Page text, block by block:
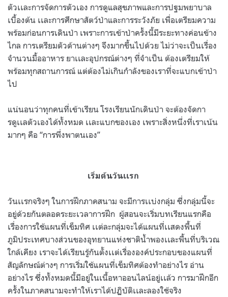
ตัวเเละการจัดการตัวเอง การดูแลสุขภาพและการปฐมพยาบาล
เบื้องต้น เเละการศึกษาสัตว์ป่าและการระวังภัย เพื่อเตรียมความ
พร้อมก่อนการเดินป่า เพราะการเข้าป่าครั้งนี้มีระยะทางค่อนข้าง
ไกล การเตรียมตัวด้านต่างๆ จึงมากขึ้นไปด้วย ไม่ว่าจะเป็นเรื่อง
จำนวนมื้ออาหาร ยาเเละอุปกรณ์ต่างๆ ที่จำเป็น ต้องเตรียมให้
พร้อมทุกสถานการณ์ แต่ต้องไม่เกินกำลังของเราที่จะแบกเข้าป่า
ไป
แน่นอนว่าทุกคนที่เข้าเรียน โรงเรียนนักเดินป่า จะต้องจัดกา
รดูเเลตัวเองได้ทั้งหมด เเละแบกของเอง เพราะสิ่งหนึ่งที่เราเน้น
มากๆ คือ “การพึ่งพาตนเอง”
เริ่มต้นวันเเรก
วันเเรกจริงๆ ในการฝึกภาคสนาม จะมีการเเบ่งกลุ่ม ซึ่งกลุ่มนี้จะ
อยู่ด้วยกันตลอดระยะเวลาการฝึก ผู้สอนจะเริ่มบทเรียนแรกคือ
เรื่องการใช้แผนที่เข็มทิศ เเต่ละกลุ่มจะได้แผนที่เเสดงพื้นที่
ภูมิประเทศบางส่วนของอุทยานแห่งชาติน้ำพองเเละพื้นที่บริเวณ
ใกล้เคียง เราจะได้เรียนรู้กันตั้งเเต่เรื่ององค์ประกอบของแผนที่
สัญลักษณ์ต่างๆ การเริ่มใช้แผนที่เข็มทิศต้องทำอย่างไร อ่าน
อย่างไร ซึ่งทั้งหมดนี้มีอยู่ในเนื้อหาออนไลน์อยู่เเล้ว การมาฝึกอีก
ครั้งในภาคสนามจะทำให้เราได้ปฏิบัติเเละลองใช้จริง